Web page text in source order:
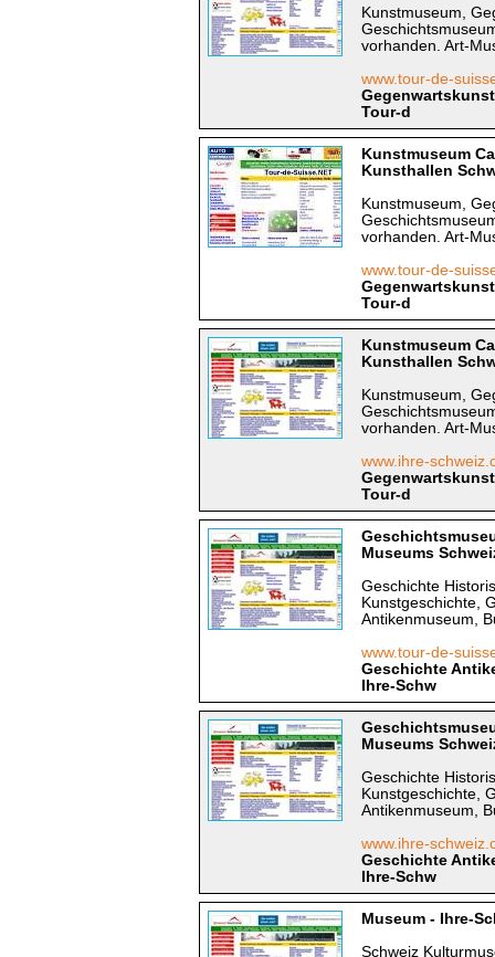
Kunstmuseum,
vorhanden. Art-
www.tour-de-
Tour-d
Kunstmuseum
Kunsthallen
Kunstmuseum,
vorhanden. Art-
www.tour-de-
Tour-d
Kunstmuseum
Kunsthallen
Kunstmuseum,
vorhanden. Art-
www.ihre-
Tour-d
Museums
Geschichte
Kunstgeschichte,
Antikenmuseum,
www.tour-de-
Geschichte
Ihre-Schw
Museums
Geschichte
Kunstgeschichte,
Antikenmuseum,
www.ihre-
Geschichte
Ihre-Schw
Museum - Ihre-
Schweiz